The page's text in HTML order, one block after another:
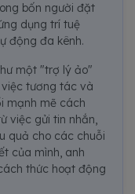
bốn người đặt
dụng trí tuệ
động đa kênh.
một "trợ lý ảo"
tương tác và
mạnh mẽ cách
việc gửi tin nhắn,
quả cho các chuỗi
của mình, anh
thức hoạt động